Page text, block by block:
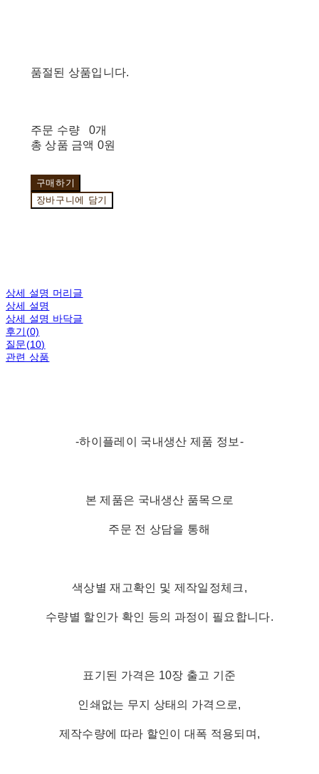
품절된 상품입니다.
주문 수량
0개
총 상품 금액 0원
구매하기
장바구니에 담기
상세 설명 머리글
상세 설명
상세 설명 바닥글
후기(0)
질문(10)
관련 상품
-하이플레이 국내생산 제품 정보-
본 제품은 국내생산 품목으로
주문 전 상담을 통해
색상별 재고확인 및 제작일정체크,
수량별 할인가 확인 등의 과정이 필요합니다.
표기된 가격은 10장 출고 기준
인쇄없는 무지 상태의 가격으로,
제작수량에 따라 할인이 대폭 적용되며,